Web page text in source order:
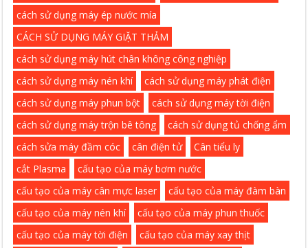
cách sử dụng máy ép nước mía
CÁCH SỬ DỤNG MÁY GIẶT THẢM
cách sử dụng máy hút chân không công nghiệp
cách sử dụng máy nén khí
cách sử dụng máy phát điện
cách sử dụng máy phun bột
cách sử dụng máy tời điện
cách sử dụng máy trộn bê tông
cách sử dụng tủ chống ẩm
cách sửa máy đầm cóc
cân điện tử
Cân tiểu ly
cắt Plasma
cấu tạo của máy bơm nước
cấu tạo của máy cân mực laser
cấu tạo của máy đàm bàn
cấu tạo của máy nén khí
cấu tạo của máy phun thuốc
cấu tạo của máy tời điện
cấu tạo của máy xay thịt